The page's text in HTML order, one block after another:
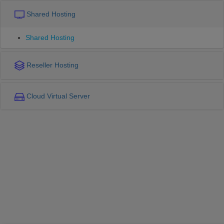
Shared Hosting
Shared Hosting
Reseller Hosting
Cloud Virtual Server